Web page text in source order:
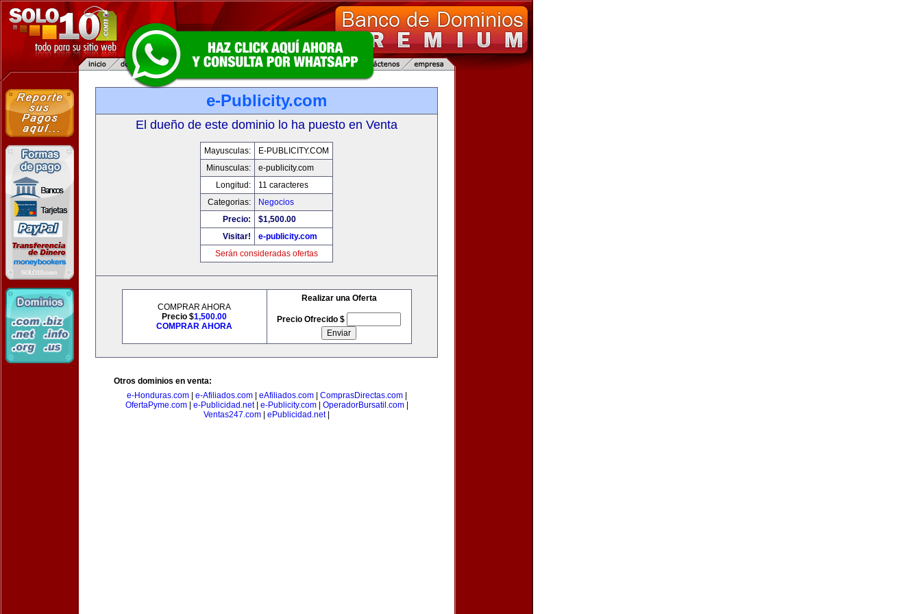
e-Publicity.com
El dueño de este dominio lo ha puesto en Venta
Mayusculas:
E-PUBLICITY.COM
Minusculas:
e-publicity.com
Longitud:
11 caracteres
Categorias:
Negocios
Precio:
$1,500.00
Visitar!
e-publicity.com
Serán consideradas ofertas
COMPRAR AHORA
Precio $1,500.00
COMPRAR AHORA
Realizar una Oferta
Precio Ofrecido $
Otros dominios en venta:
e-Honduras.com| e-Afiliados.com| eAfiliados.com| ComprasDirectas.com|
OfertaPyme.com| e-Publicidad.net| e-Publicity.com| OperadorBursatil.com|
Ventas247.com
ePublicidad.net|